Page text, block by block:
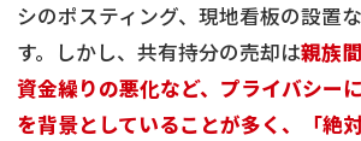
シのポスティング、現地看板の設置
す。しかし、共有持分の売却は親族
資金繰りの悪化など、プライバシー
を背景としていることが多く、「絶